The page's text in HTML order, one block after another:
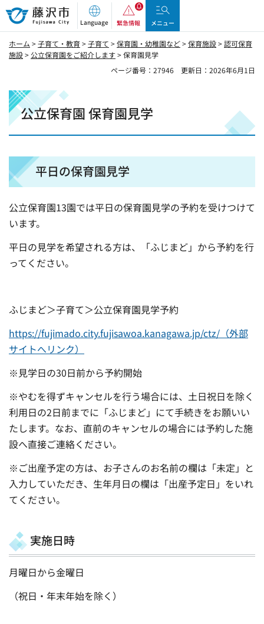
藤沢市
Language 緊急情報 メニュー
ホーム >子育て・教育>子育て >保育園・幼稚園など>保育施設>認可保育
施設>公立保育園をご紹介します> 保育園見学
ページ番号：27946
更新日：2026年6月1日
公立保育園 保育園見学
平日の保育園見学
公立保育園13園では平日の保育園見学の予約を受けつけて
います。
平日の見学を希望される方は、「ふじまど」から予約を行
ってください。
ふじまど＞子育て＞公立保育園見学予約
https://fujimado.city.fujisawoa.kanagawa.jp/ctz/（外部
サイトへリンク）
※見学日の30日前から予約開始
※やむを得ずキャンセルを行う場合には、土日祝日を除く
利用日の2日前までに「ふじまど」にて手続きをお願いい
たします。なお、直前のキャンセルの場合には予約した施
設へ直接ご連絡ください。
※ご出産予定の方は、お子さんのお名前の欄は「未定」と
入力していただき、生年月日の欄は「出産予定日」をいれ
てください。
実施日時
月曜日から金曜日
（祝日・年末年始を除く）